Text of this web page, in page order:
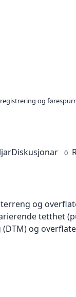
og
Diskusjonar 0
og
tetthet
og